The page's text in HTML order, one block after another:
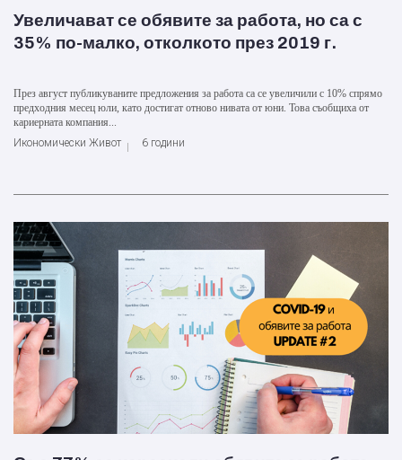
Увеличават се обявите за работа, но са с
35% по-малко, отколкото през 2019 г.
През август публикуваните предложения за работа са се увеличили с 10% спрямо
предходния месец юли, като достигат отново нивата от юни. Това съобщиха от
кариерната компания...
Икономически Живот
6 години